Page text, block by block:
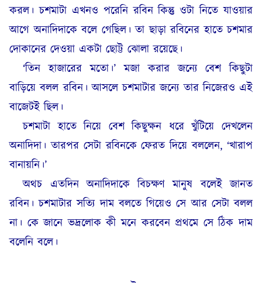
করল। চশমাটা এখনও পরেনি রবিন কিন্তু ওটা নিতে যাওয়ার
আগে অনাদিদাকে বলে গেছিল। তা ছাড়া রবিনের হাতে চশমার
দোকানের দেওয়া একটা ছোট্ট ঝোলা রয়েছে।
‘তিন হাজারের মতো।’ মজা করার জন্যে বেশ কিছুটা
বাড়িয়ে বলল রবিন। আসলে চশমাটার জন্যে তার নিজেরও এই
বাজেটই ছিল।
চশমাটা হাতে নিয়ে বেশ কিছুক্ষন ধরে খুঁটিয়ে দেখলেন
অনাদিদা। তারপর সেটা রবিনকে ফেরত দিয়ে বললেন, ‘খারাপ
বানায়নি।’
অথচ এতদিন অনাদিদাকে বিচক্ষণ মানুষ বলেই জানত
রবিন। চশমাটার সত্যি দাম বলতে গিয়েও সে আর সেটা বলল
না। কে জানে ভদ্রলোক কী মনে করবেন প্রথমে সে ঠিক দাম
বলেনি বলে।